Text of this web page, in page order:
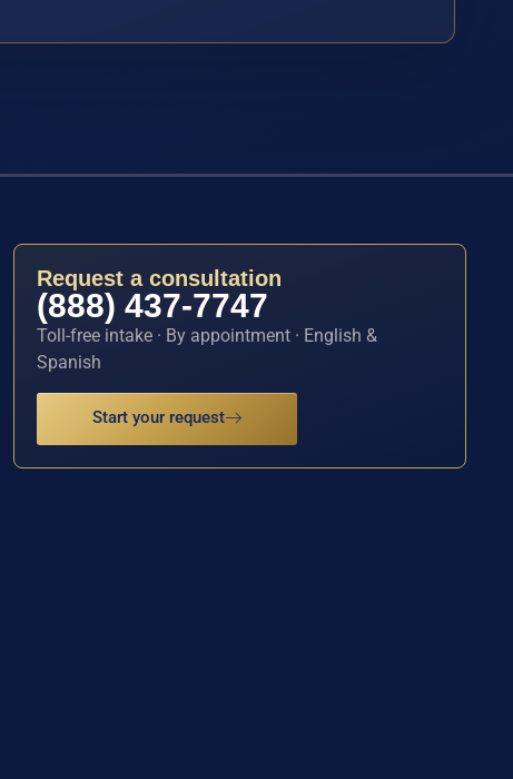
Request a consultation
(888) 437-7747
Toll-free intake · By appointment · English &
Spanish
Start your request